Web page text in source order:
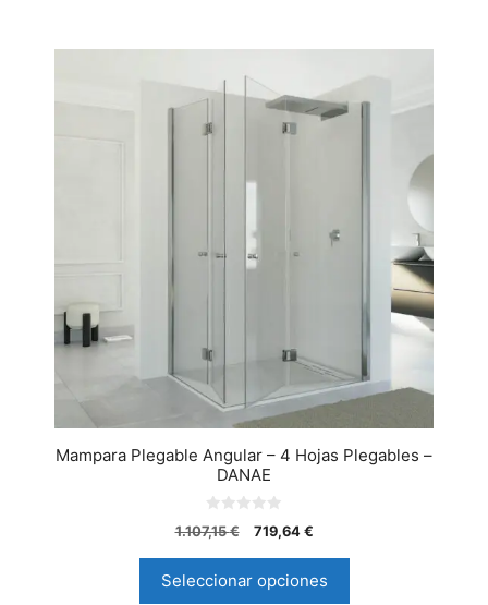
Mampara Plegable Angular – 4 Hojas Plegables –
DANAE
0
d
5
1.107,15€ 719,64 €
Seleccionar opciones